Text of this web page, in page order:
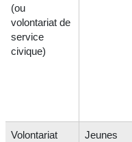
(ou
volontariat de
service
civique)
Volontariat
Jeunes